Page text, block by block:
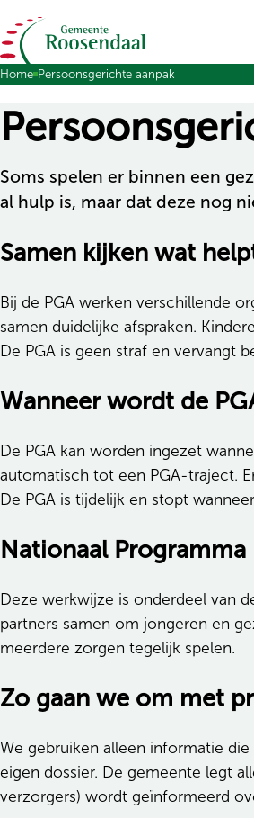
Ga naar de inhoud
Home Persoonsgerichte aanpak
Soms spelen er binnen een
al hulp is, maar dat deze nog
Samen kijken wat
Bij de PGA werken verschillende
samen duidelijke afspraken.
De PGA is geen straf en vervangt
Wanneer wordt de
De PGA kan worden ingezet
automatisch tot een PGA-traject.
De PGA is tijdelijk en stopt
Nationaal Programma
Deze werkwijze is onderdeel van
partners samen om jongeren en
meerdere zorgen tegelijk spelen.
Zo gaan we om met
We gebruiken alleen informatie
eigen dossier. De gemeente legt
verzorgers) wordt geïnformeerd